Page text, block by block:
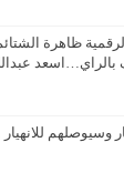
الرقمية ظاهرة
بالراي…اسعد
وسيوصلهم